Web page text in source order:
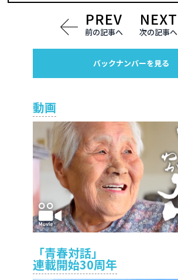
前の記事へ 次の記事へ
バックナンバーを見る
動画
「青春対話」
連載開始30周年